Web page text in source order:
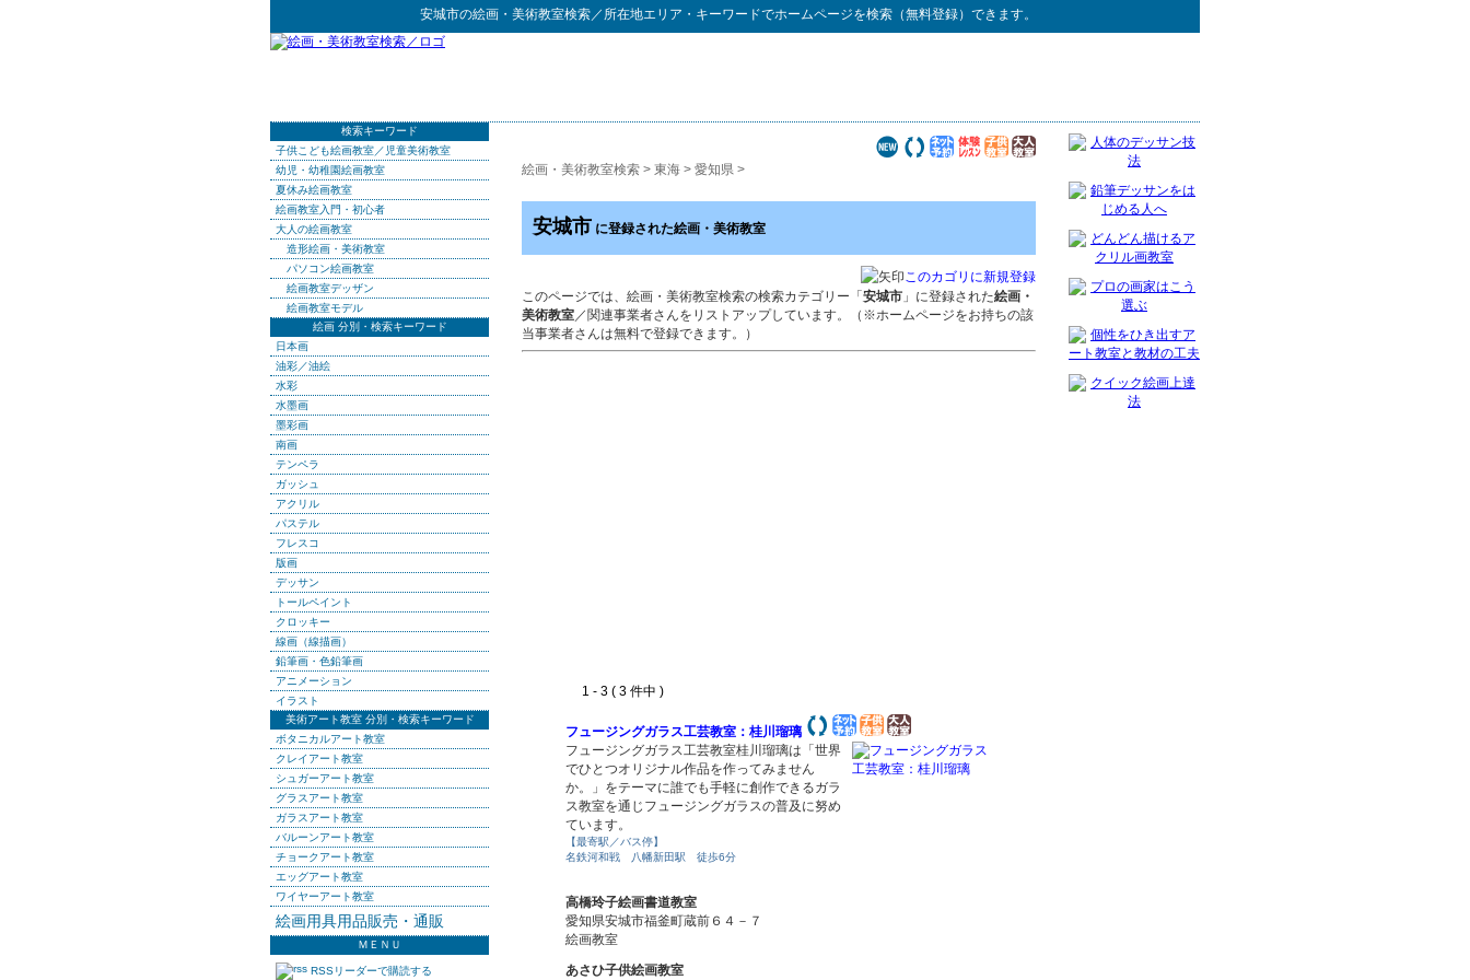
安城市の絵画・美術教室検索／所在地エリア・キーワードでホームページを検索（無料登録）できます。
絵画・美術教室検索 > 東海 > 愛知県 >
安城市 に登録された絵画・美術教室
このカゴリに新規登録
このページでは、絵画・美術教室検索の検索カテゴリー「 安城市 」に登録された絵画・
美術教室／関連事業者さんをリストアップしています。（※ホームページをお持ちの該
当事業者さんは無料で登録できます。）
1 - 3 ( 3 件中 )
フュージングガラス工芸教室：桂川瑠璃
フュージングガラス工芸教室桂川瑠璃は「世界
でひとつオリジナル作品を作ってみません
か。」をテーマに誰でも手軽に創作できるガラ
ス教室を通じフュージングガラスの普及に努め
ています。
【最寄駅／バス停】
名鉄河和戦 八幡新田駅 徒歩6分
高橋玲子絵画書道教室
愛知県安城市福釜町蔵前６４－７
絵画教室
あさひ子供絵画教室
検索キーワード
子供こども絵画教室／児童美術教室
幼児・幼稚園絵画教室
夏休み絵画教室
絵画教室入門・初心者
大人の絵画教室
造形絵画・美術教室
パソコン絵画教室
絵画教室デッザン
絵画教室モデル
絵画 分別・検索キーワード
日本画
油彩／油絵
水彩
水墨画
墨彩画
南画
テンペラ
ガッシュ
アクリル
パステル
フレスコ
版画
デッサン
トールペイント
クロッキー
線画（線描画）
鉛筆画・色鉛筆画
アニメーション
イラスト
美術アート教室 分別・検索キーワード
ボタニカルアート教室
クレイアート教室
シュガーアート教室
グラスアート教室
ガラスアート教室
バルーンアート教室
チョークアート教室
エッグアート教室
ワイヤーアート教室
絵画用具用品販売・通販
ＭＥＮＵ
RSSリーダーで購読する